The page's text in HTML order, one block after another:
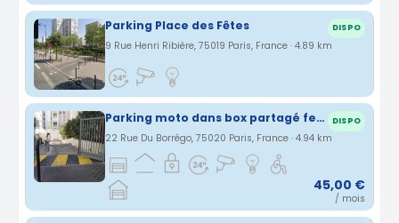
Parking Place des Fêtes DISPO
9 Rue Henri Ribière, 75019 Paris, France · 4.89 km
Parking moto dans box partagé fermé DISPO
22 Rue Du Borrégo, 75020 Paris, France · 4.94 km
45,00 €
/ mois